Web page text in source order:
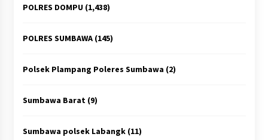
POLRES DOMPU(1,438)
POLRES SUMBAWA(145)
Polsek Plampang Poleres Sumbawa (2)
Sumbawa Barat(9)
Sumbawa polsek Labangk(11)